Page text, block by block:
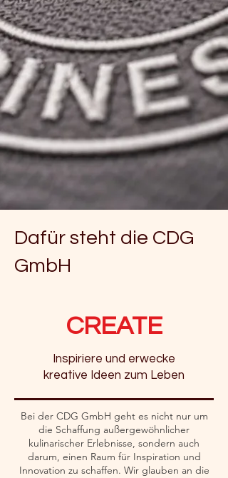
Dafür steht die CDG
GmbH
CREATE
Inspiriere und erwecke
kreative Ideen zum Leben
Bei der CDG GmbH geht es nicht nur um
die Schaffung außergewöhnlicher
kulinarischer Erlebnisse, sondern auch
darum, einen Raum für Inspiration und
Innovation zu schaffen. Wir glauben an die